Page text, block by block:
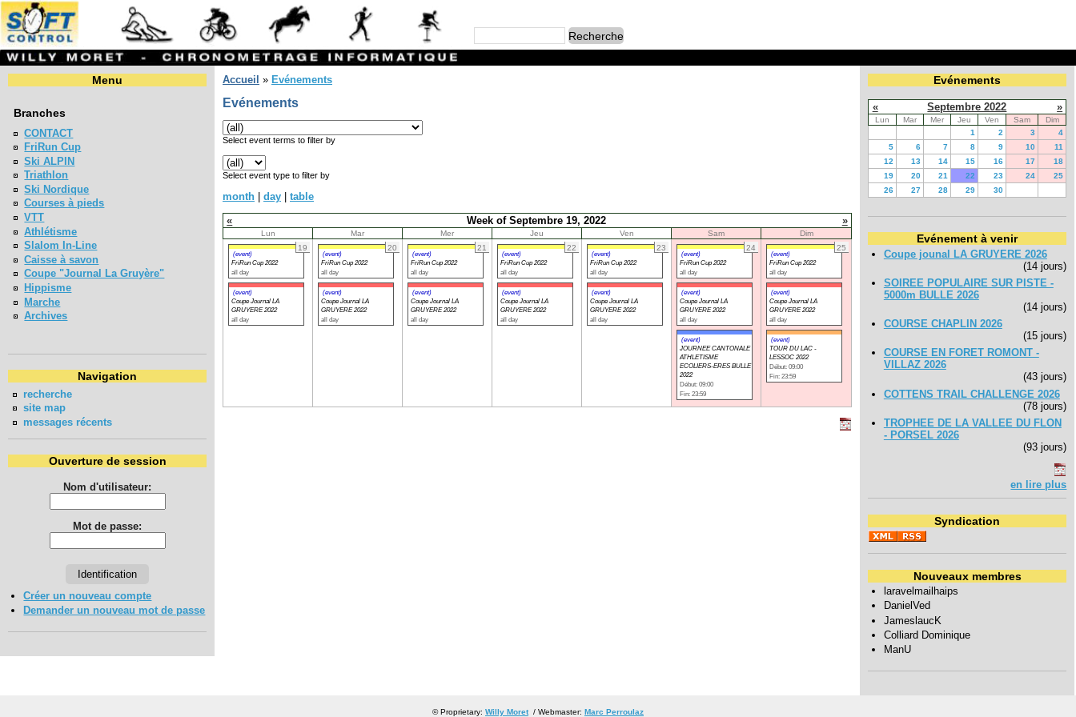
Menu
Branches
CONTACT
FriRun Cup
Ski ALPIN
Triathlon
Ski Nordique
Courses à pieds
VTT
Athlétisme
Slalom In-Line
Caisse à savon
Coupe "Journal La Gruyère"
Hippisme
Marche
Archives
Navigation
recherche
site map
messages récents
Ouverture de session
Nom d'utilisateur:
Mot de passe:
Créer un nouveau compte
Demander un nouveau mot de passe
Accueil » Evénements
Evénements
Select event terms to filter by
Select event type to filter by
month day
table
«
Week of Septembre 19, 2022 »
Lun Mar Mer Jeu Ven Sam
Dim
19
(event)
FriRun Cup 2022
all day
(event)
Coupe Journal LA
GRUYERE 2022
all day
20
(event)
FriRun Cup 2022
all day
(event)
Coupe Journal LA
GRUYERE 2022
all day
21
(event)
FriRun Cup 2022
all day
(event)
Coupe Journal LA
GRUYERE 2022
all day
22
(event)
FriRun Cup 2022
all day
(event)
Coupe Journal LA
GRUYERE 2022
all day
23
(event)
FriRun Cup 2022
all day
(event)
Coupe Journal LA
GRUYERE 2022
all day
24
(event)
FriRun Cup 2022
all day
(event)
Coupe Journal LA
GRUYERE 2022
all day
(event)
JOURNEE CANTONALE
ATHLETISME
ECOLIERS-ERES BULLE
2022
Début: 09:00
Fin: 23:59
25
(event)
FriRun Cup 2022
all day
(event)
Coupe Journal LA
GRUYERE 2022
all day
(event)
TOUR DU LAC -
LESSOC 2022
Début: 09:00
Fin: 23:59
Evénements
« Septembre 2022 »
Lun Mar Mer Jeu Ven Sam
Dim
1
2 3
4
5
6 7 8 9 10
11
12
13 14 15 16 17
18
19
20 21 22 23 24
25
26
27 28 29 30
Evénement à venir
Coupe jounal LA GRUYERE 2026
(14 jours)
SOIREE POPULAIRE SUR PISTE -
5000m BULLE 2026
(14 jours)
COURSE CHAPLIN 2026
(15 jours)
COURSE EN FORET ROMONT -
VILLAZ 2026
(43 jours)
COTTENS TRAIL CHALLENGE 2026
(78 jours)
TROPHEE DE LA VALLEE DU FLON
- PORSEL 2026
(93 jours)
en lire plus
Syndication
Nouveaux membres
laravelmailhaips
DanielVed
JameslaucK
Colliard Dominique
ManU
© Proprietary: Willy Moret/ Webmaster: Marc Perroulaz